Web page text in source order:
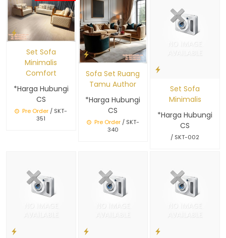
Set Sofa
Minimalis
Comfort
*Harga Hubungi
CS
Pre Order / SKT-
351
Sofa Set Ruang
Tamu Author
*Harga Hubungi
CS
Pre Order/ SKT-
340
Set Sofa
Minimalis
*Harga Hubungi
CS
/ SKT-002